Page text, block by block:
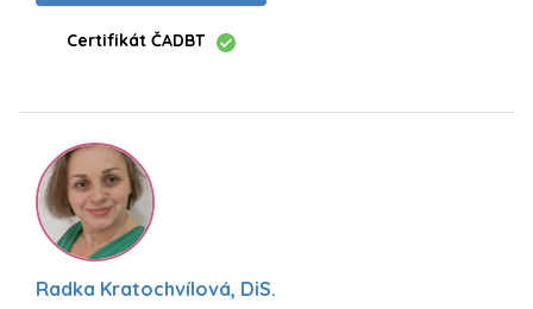
Certifikát ČADBT
Radka Kratochvílová, DiS.